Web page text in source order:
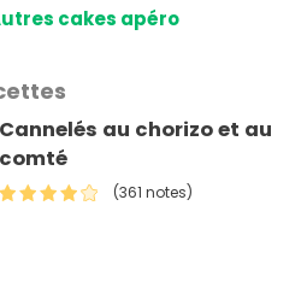
cakes apéro
Cannelés au chorizo et au
comté
(361 notes)